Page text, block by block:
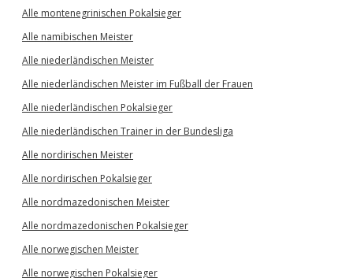
Alle montenegrinischen Pokalsieger
Alle namibischen Meister
Alle niederländischen Meister
Alle niederländischen Meister im Fußball der Frauen
Alle niederländischen Pokalsieger
Alle niederländischen Trainer in der Bundesliga
Alle nordirischen Meister
Alle nordirischen Pokalsieger
Alle nordmazedonischen Meister
Alle nordmazedonischen Pokalsieger
Alle norwegischen Meister
Alle norwegischen Pokalsieger